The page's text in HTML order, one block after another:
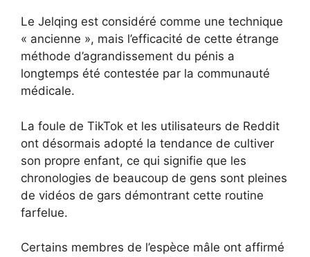
Le Jelqing est considéré comme une technique
« ancienne », mais l’efficacité de cette étrange
méthode d’agrandissement du pénis a
longtemps été contestée par la communauté
médicale.
La foule de TikTok et les utilisateurs de Reddit
ont désormais adopté la tendance de cultiver
son propre enfant, ce qui signifie que les
chronologies de beaucoup de gens sont pleines
de vidéos de gars démontrant cette routine
farfelue.
Certains membres de l’espèce mâle ont affirmé